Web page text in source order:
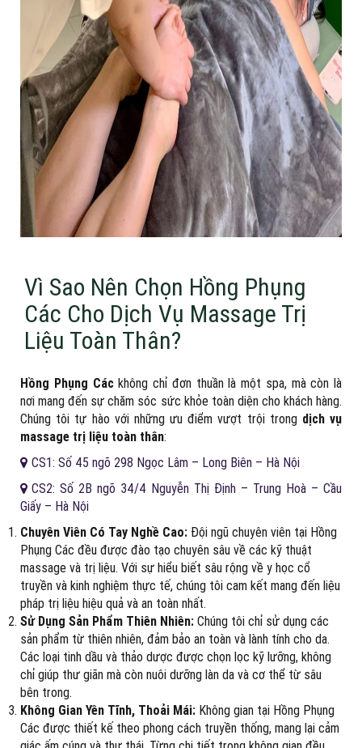
Vì Sao Nên Chọn Hồng Phụng
Các Cho Dịch Vụ Massage Trị
Liệu Toàn Thân?
Hồng Phụng Các không chỉ đơn thuần là một spa, mà còn là
nơi mang đến sự chăm sóc sức khỏe toàn diện cho khách hàng.
Chúng tôi tự hào với những ưu điểm vượt trội trong dịch vụ
massage trị liệu toàn thân:
CS1: Số 45 ngõ 298 Ngọc Lâm – Long Biên – Hà Nội
CS2: Số 2B ngõ 34/4 Nguyễn Thị Định – Trung Hoà – Cầu
Giấy – Hà Nội
Chuyên Viên Có Tay Nghề Cao: Đội ngũ chuyên viên tại Hồng
Phụng Các đều được đào tạo chuyên sâu về các kỹ thuật
massage và trị liệu. Với sự hiểu biết sâu rộng về y học cổ
truyền và kinh nghiệm thực tế, chúng tôi cam kết mang đến liệu
pháp trị liệu hiệu quả và an toàn nhất.
Sử Dụng Sản Phẩm Thiên Nhiên: Chúng tôi chỉ sử dụng các
sản phẩm từ thiên nhiên, đảm bảo an toàn và lành tính cho da.
Các loại tinh dầu và thảo dược được chọn lọc kỹ lưỡng, không
chỉ giúp thư giãn mà còn nuôi dưỡng làn da và cơ thể từ sâu
bên trong.
Không Gian Yên Tĩnh, Thoải Mái: Không gian tại Hồng Phụng
Các được thiết kế theo phong cách truyền thống, mang lại cảm